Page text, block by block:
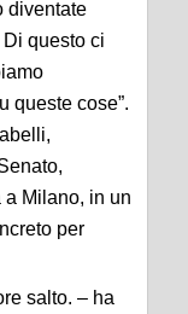
diventate
questo ci
queste cose”.
a Milano, in un
per
salto. – ha